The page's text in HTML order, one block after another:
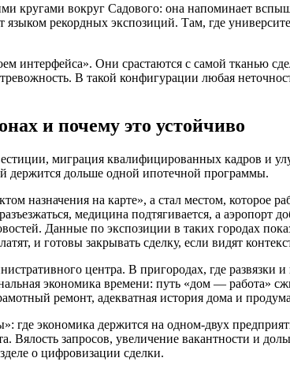
кругами вокруг Садового: она напоминает
языком рекордных экспозиций. Там, где
интерфейса». Они срастаются с самой тканью
В такой конфигурации любая
и почему это устойчиво
миграция квалифицированных кадров и
держится дольше одной ипотечной программы.
назначения на карте», а стал местом, которое
медицина подтягивается, а аэропорт
Данные по экспозиции в таких городах
и готовы закрывать сделку, если видят
центра. В пригородах, где
экономика времени: путь «дом — работа»
ремонт, адекватная история дома и
экономика держится на одном-двух
Вялость запросов, увеличение вакантности и
о цифровизации сделки.